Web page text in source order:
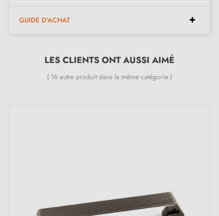
Hauteur :27 mm
Inclus dans le kit :
attire l’attention par son
élégance discrète et ses finitions raffinées. Idéale pour
GUIDE D'ACHAT
LES CLIENTS ONT AUSSI AIMÉ
( 16 autre produit dans la même catégorie )